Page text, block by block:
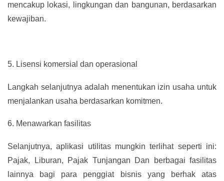
mencakup lokasi, lingkungan dan bangunan, berdasarkan
kewajiban.
5. Lisensi komersial dan operasional
Langkah selanjutnya adalah menentukan izin usaha untuk
menjalankan usaha berdasarkan komitmen.
6. Menawarkan fasilitas
Selanjutnya, aplikasi utilitas mungkin terlihat seperti ini:
Pajak, Liburan, Pajak Tunjangan Dan berbagai fasilitas
lainnya bagi para penggiat bisnis yang berhak atas